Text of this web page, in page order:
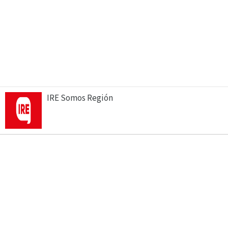
IRE Somos Región